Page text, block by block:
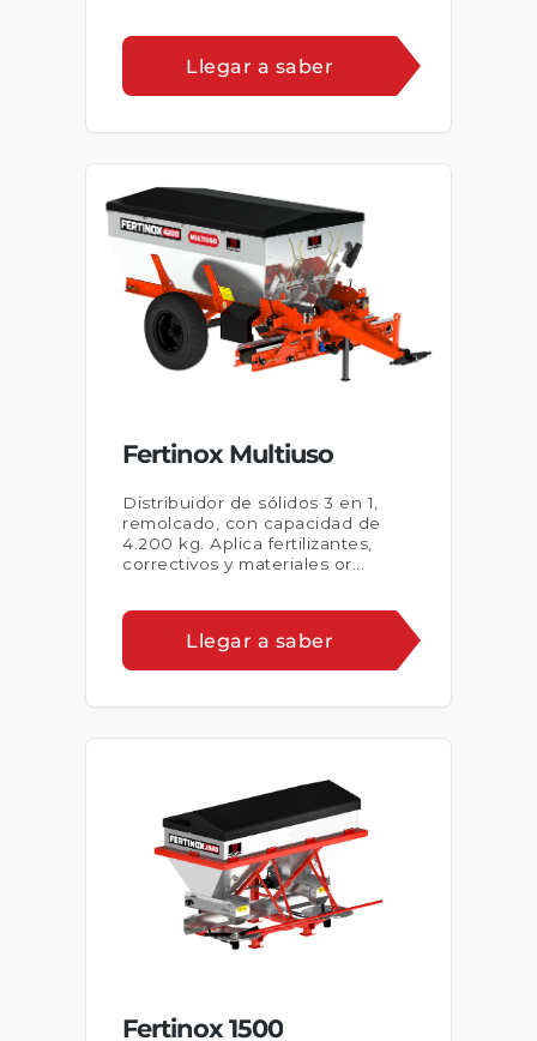
Llegar a saber
Fertinox Multiuso
Distribuidor de sólidos 3 en 1,
remolcado, con capacidad de
4.200 kg. Aplica fertilizantes,
correctivos y materiales or...
Llegar a saber
Fertinox 1500